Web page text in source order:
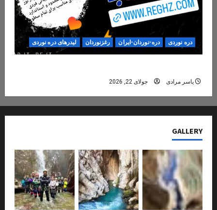
دره نوردی دره-نوردان-ایران رغزنوردان لیدرهای دره نوردی
یاسر مرادی جولای 22, 2026
GALLERY